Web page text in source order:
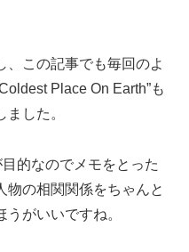
、この記事でも毎回のよ
Place On Earth”も
した。
的なのでメモをとった
物の相関関係をちゃんと
がいいですね。